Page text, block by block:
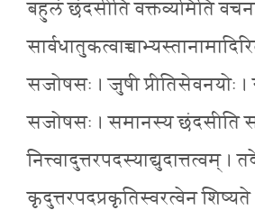
बहुलं छंदसीति वक्तव्यमिति
सजोषसः । जुषी प्रीतिसेवनयोः
सजोषसः । समानस्य छंदसीति
नित्त्वादुत्तरपदस्याद्युदात्तत्वम् ।
कृदुत्तरपदप्रकृतिस्वरत्वेन